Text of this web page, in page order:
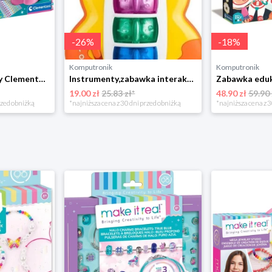
Zestaw artystyczny Clementoni Crazy chic Odjazdowe paznokcie 78771
obniżką
-26%
Komputronik
Instrumenty,zabawka interaktywna Chicco Baby Sense & Focus Żyrafa Gitara
19.00 zł25.83 zł*
*najniższa cena z 30 dni przed obniżką
-18%
Komputronik
48.90 zł59.90
*najniższa cena z